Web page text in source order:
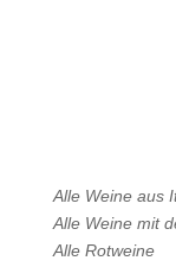
Alle Weine aus
Alle Weine mit
Alle Rotweine